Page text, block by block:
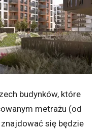
budynków, które
metrażu (od
się będzie